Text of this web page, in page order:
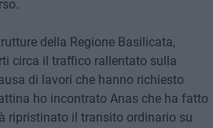
della Regione Basilicata,
circa il traffico rallentato sulla
di lavori che hanno richiesto
ho incontrato Anas che ha fatto
ripristinato il transito ordinario su